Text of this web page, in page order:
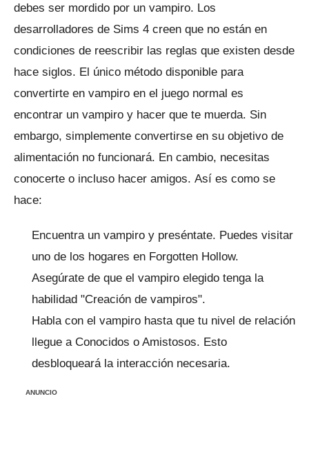
debes ser mordido por un vampiro. Los
desarrolladores de Sims 4 creen que no están en
condiciones de reescribir las reglas que existen desde
hace siglos. El único método disponible para
convertirte en vampiro en el juego normal es
encontrar un vampiro y hacer que te muerda. Sin
embargo, simplemente convertirse en su objetivo de
alimentación no funcionará. En cambio, necesitas
conocerte o incluso hacer amigos. Así es como se
hace:
Encuentra un vampiro y preséntate. Puedes visitar
uno de los hogares en Forgotten Hollow.
Asegúrate de que el vampiro elegido tenga la
habilidad "Creación de vampiros".
Habla con el vampiro hasta que tu nivel de relación
llegue a Conocidos o Amistosos. Esto
desbloqueará la interacción necesaria.
ANUNCIO